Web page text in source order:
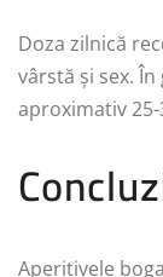
Doza zilnică
vârstă și sex.
aproximativ
Aperitivele